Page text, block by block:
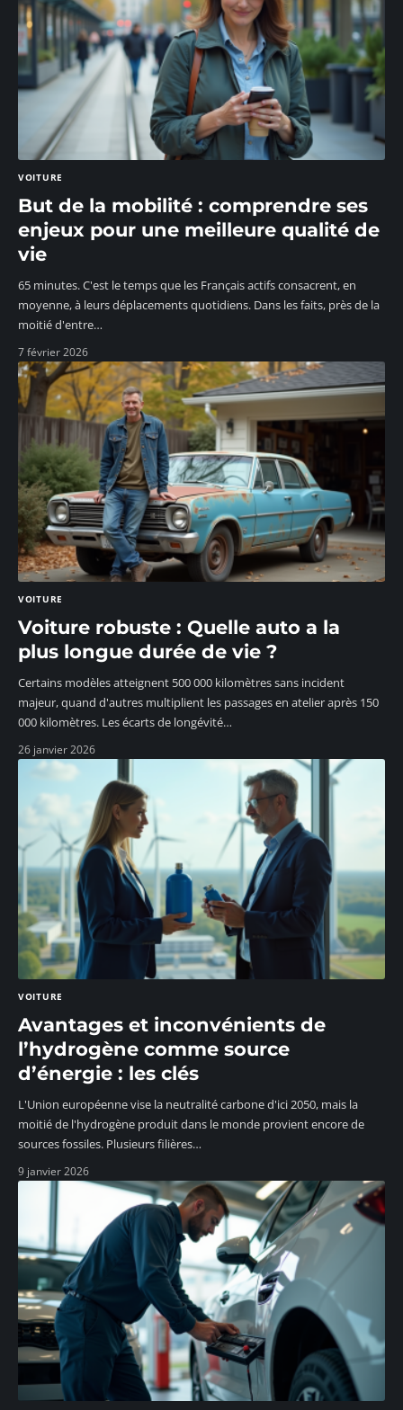
VOITURE
But de la mobilité : comprendre ses
enjeux pour une meilleure qualité de
vie
65 minutes. C'est le temps que les Français actifs consacrent, en
moyenne, à leurs déplacements quotidiens. Dans les faits, près de la
moitié d'entre…
7 février 2026
VOITURE
Voiture robuste : Quelle auto a la
plus longue durée de vie ?
Certains modèles atteignent 500 000 kilomètres sans incident
majeur, quand d'autres multiplient les passages en atelier après 150
000 kilomètres. Les écarts de longévité…
26 janvier 2026
VOITURE
Avantages et inconvénients de
l’hydrogène comme source
d’énergie : les clés
L'Union européenne vise la neutralité carbone d'ici 2050, mais la
moitié de l'hydrogène produit dans le monde provient encore de
sources fossiles. Plusieurs filières…
9 janvier 2026